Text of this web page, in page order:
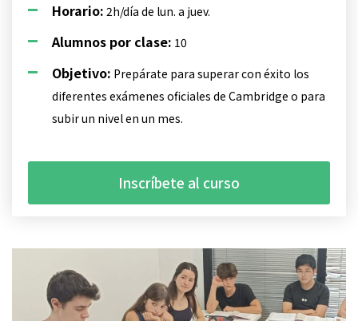
Horario: 2h/día de lun. a juev.
Alumnos por clase: 10
Objetivo: Prepárate para superar con éxito los
diferentes exámenes oficiales de Cambridge o para
subir un nivel en un mes.
Inscríbete al curso